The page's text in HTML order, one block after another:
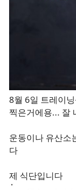
8월 6일 트레이
찍은거에용... 잘
운동이나 유산소
다
제 식단입니다